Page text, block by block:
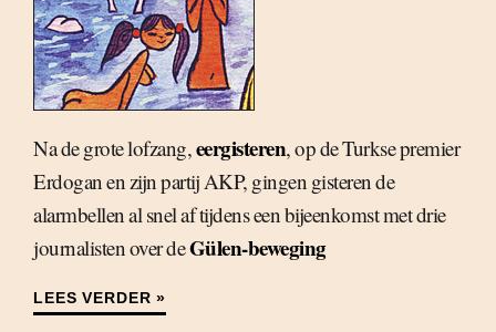
Na de grote lofzang,eergisteren, op de Turkse premier
Erdogan en zijn partij AKP, gingen gisteren de
alarmbellen al snel af tijdens een bijeenkomst met drie
journalisten over deGülen-beweging
LEES VERDER »